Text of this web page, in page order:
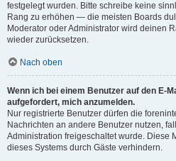
festgelegt wurden. Bitte schreibe keine
Rang zu erhöhen — die meisten Boards
Moderator oder Administrator wird deinen
wieder zurücksetzen.
Nach oben
Wenn ich bei einem Benutzer auf den E-
aufgefordert, mich anzumelden.
Nur registrierte Benutzer dürfen die
Nachrichten an andere Benutzer nutzen,
Administration freigeschaltet wurde. Diese
dieses Systems durch Gäste verhindern.